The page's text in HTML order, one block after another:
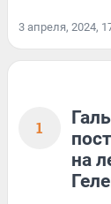
3 апреля, 2024,
1
на